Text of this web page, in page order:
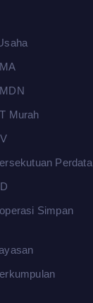
Murah
Perdata
Simpan